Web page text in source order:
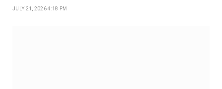
JULY 21, 2026 4:18 PM